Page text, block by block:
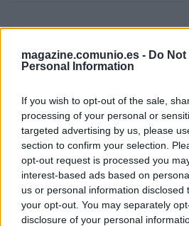
magazine.comunio.es - Do
Personal Information
If you wish to opt-out of the sale,
processing of your personal or
targeted advertising by us, please
section to confirm your selection.
opt-out request is processed you
interest-based ads based on
us or personal information disclosed
your opt-out. You may separately
disclosure of your personal